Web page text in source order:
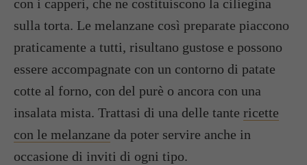
con i capperi, che ne costituiscono la ciliegina
sulla torta. Le melanzane così preparate piaccono
praticamente a tutti, risultano gustose e possono
essere accompagnate con un contorno di patate
cotte al forno, con del purè o ancora con una
insalata mista. Trattasi di una delle tante ricette
con le melanzane da poter servire anche in
occasione di inviti di ogni tipo.